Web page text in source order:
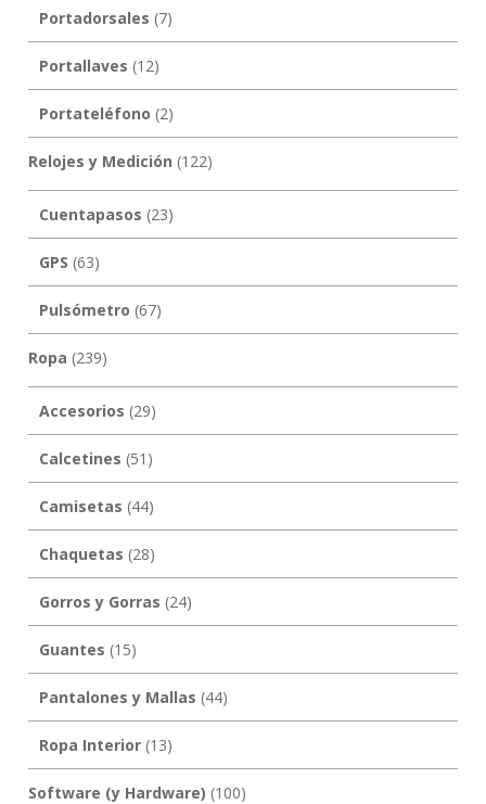
Portadorsales (7)
Portallaves (12)
Portateléfono (2)
Relojes y Medición (122)
Cuentapasos (23)
GPS (63)
Pulsómetro (67)
Ropa (239)
Accesorios (29)
Calcetines (51)
Camisetas (44)
Chaquetas (28)
Gorros y Gorras (24)
Guantes (15)
Pantalones y Mallas (44)
Ropa Interior(13)
Software (y Hardware) (100)